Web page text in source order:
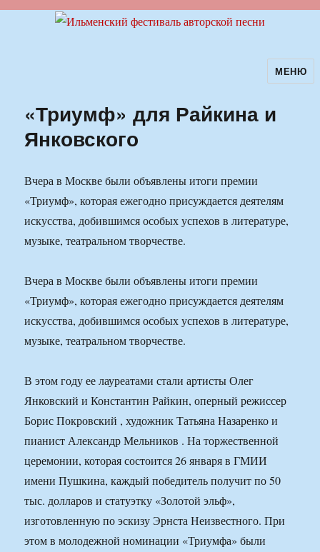
Ильменский фестиваль авторскойМЕНЮ
«Триумф» для Райкина и
Янковского
Вчера в Москве были объявлены итоги премии
«Триумф», которая ежегодно присуждается деятелям
искусства, добившимся особых успехов в литературе,
музыке, театральном творчестве.
Вчера в Москве были объявлены итоги премии
«Триумф», которая ежегодно присуждается деятелям
искусства, добившимся особых успехов в литературе,
музыке, театральном творчестве.
В этом году ее лауреатами стали артисты Олег
Янковский и Константин Райкин, оперный режиссер
Борис Покровский , художник Татьяна Назаренко и
пианист Александр Мельников . На торжественной
церемонии, которая состоится 26 января в ГМИИ
имени Пушкина, каждый победитель получит по 50
тыс. долларов и статуэтку «Золотой эльф»,
изготовленную по эскизу Эрнста Неизвестного. При
этом в молодежной номинации «Триумфа» были